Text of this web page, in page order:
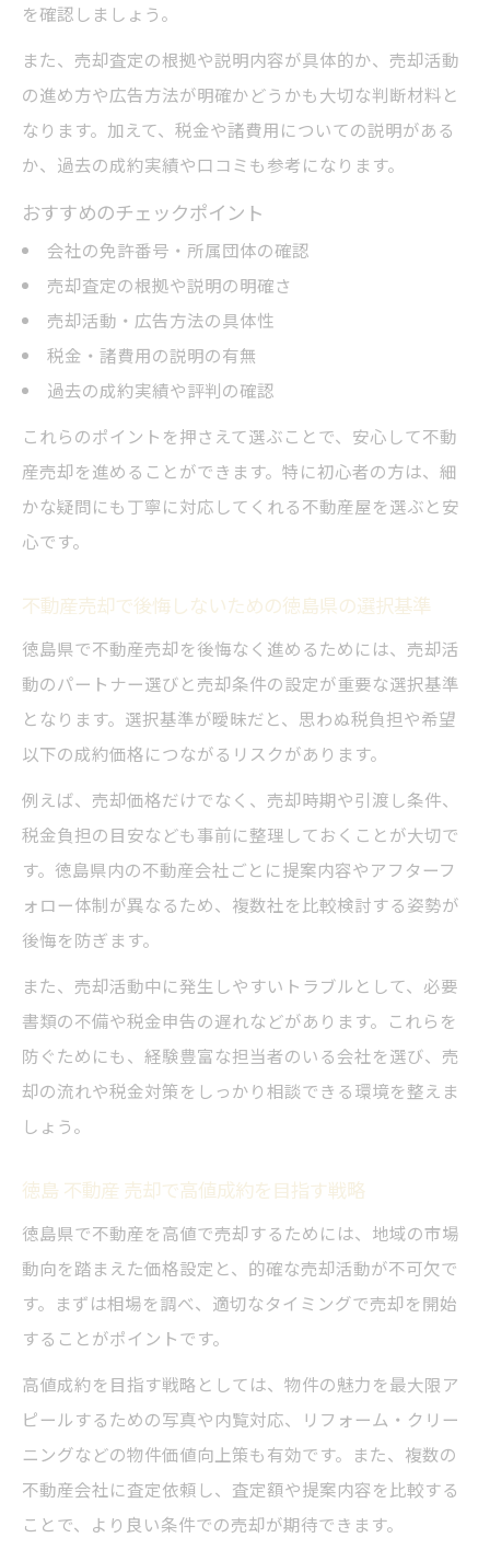
を確認しましょう。
また、売却査定の根拠や説明内容が具体的か、売却活動
の進め方や広告方法が明確かどうかも大切な判断材料と
なります。加えて、税金や諸費用についての説明がある
か、過去の成約実績や口コミも参考になります。
おすすめのチェックポイント
会社の免許番号・所属団体の確認
売却査定の根拠や説明の明確さ
売却活動・広告方法の具体性
税金・諸費用の説明の有無
過去の成約実績や評判の確認
これらのポイントを押さえて選ぶことで、安心して不動
産売却を進めることができます。特に初心者の方は、細
かな疑問にも丁寧に対応してくれる不動産屋を選ぶと安
心です。
不動産売却で後悔しないための徳島県の選択基準
徳島県で不動産売却を後悔なく進めるためには、売却活
動のパートナー選びと売却条件の設定が重要な選択基準
となります。選択基準が曖昧だと、思わぬ税負担や希望
以下の成約価格につながるリスクがあります。
例えば、売却価格だけでなく、売却時期や引渡し条件、
税金負担の目安なども事前に整理しておくことが大切で
す。徳島県内の不動産会社ごとに提案内容やアフターフ
ォロー体制が異なるため、複数社を比較検討する姿勢が
後悔を防ぎます。
また、売却活動中に発生しやすいトラブルとして、必要
書類の不備や税金申告の遅れなどがあります。これらを
防ぐためにも、経験豊富な担当者のいる会社を選び、売
却の流れや税金対策をしっかり相談できる環境を整えま
しょう。
徳島 不動産 売却で高値成約を目指す戦略
徳島県で不動産を高値で売却するためには、地域の市場
動向を踏まえた価格設定と、的確な売却活動が不可欠で
す。まずは相場を調べ、適切なタイミングで売却を開始
することがポイントです。
高値成約を目指す戦略としては、物件の魅力を最大限ア
ピールするための写真や内覧対応、リフォーム・クリー
ニングなどの物件価値向上策も有効です。また、複数の
不動産会社に査定依頼し、査定額や提案内容を比較する
ことで、より良い条件での売却が期待できます。